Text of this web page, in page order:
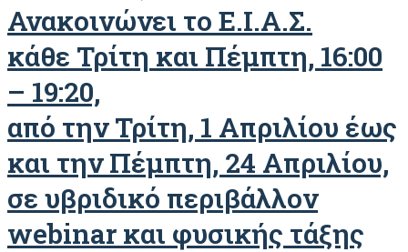
Ανακοινώνει το Ε.Ι.Α.Σ.
κάθε Τρίτη και Πέμπτη, 16:00
– 19:20,
από την Τρίτη, 1 Απριλίου έως
και την Πέμπτη, 24 Απριλίου,
σε υβριδικό περιβάλλον
webinar και φυσικής τάξης